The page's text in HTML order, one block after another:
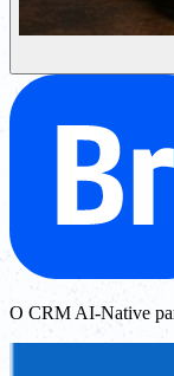
O CRM AI-Native